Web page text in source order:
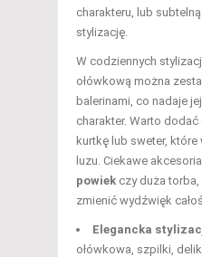
charakteru, lub
stylizację.
W codziennych
ołówkową można
balerinami, co nadaje
charakter. Warto dodać
kurtkę lub sweter,
luzu. Ciekawe
powiek czy duża
zmienić wydźwięk
Elegancka
ołówkowa, szpilki,